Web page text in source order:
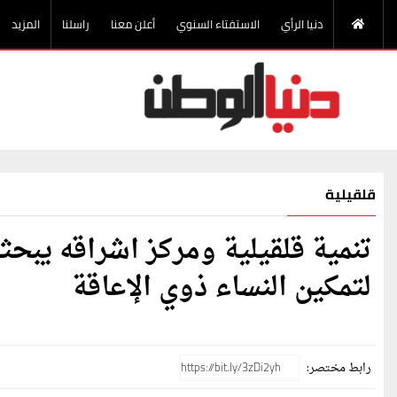
دنيا الرأي الاستفتاء السنوي أعلن معنا راسلنا المزيد
قلقيلية
تنمية قلقيلية ومركز اشراقه
لتمكين النساء ذوي الإعاقة
رابط مختصر: